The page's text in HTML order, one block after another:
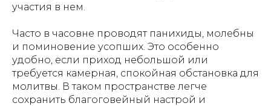
участия в нем.
Часто в часовне проводят панихиды, молебны
и поминовение усопших. Это особенно
удобно, если приход небольшой или
требуется камерная, спокойная обстановка для
молитвы. В таком пространстве легче
сохранить благоговейный настрой и